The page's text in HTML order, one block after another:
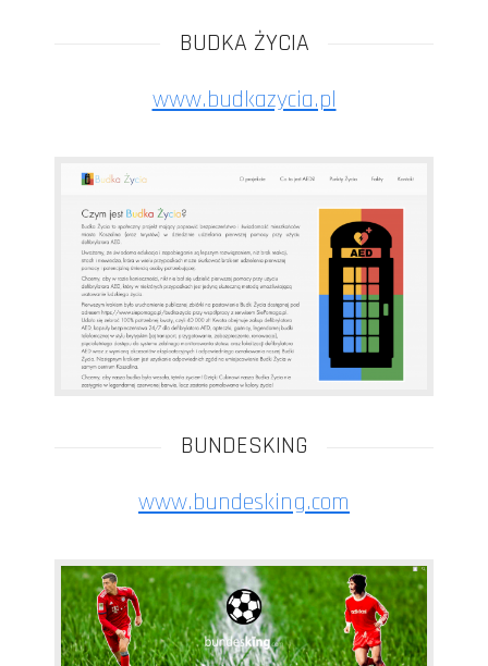
BUDKA ŻYCIA
www.budkazycia.pl
BUNDESKING
www.bundesking.com